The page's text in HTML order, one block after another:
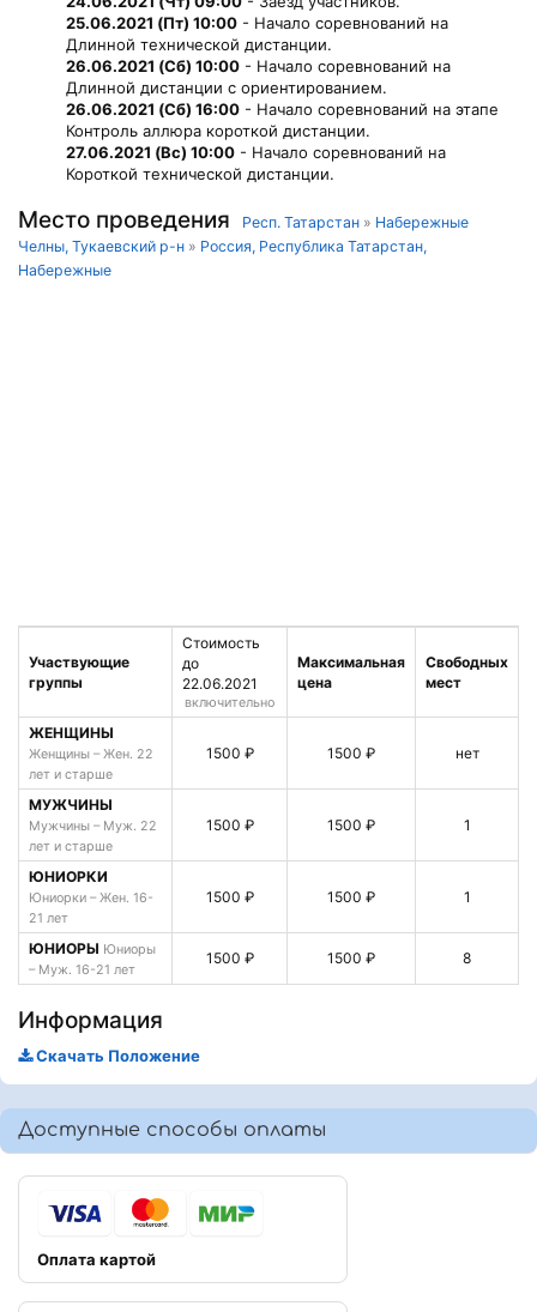
25.06.2021 (Пт) 10:00 - Начало соревнований на
Длинной технической дистанции.
26.06.2021 (Сб) 10:00 - Начало соревнований на
Длинной дистанции с ориентированием.
26.06.2021 (Сб) 16:00 - Начало соревнований на этапе
Контроль аллюра короткой дистанции.
27.06.2021 (Вс) 10:00 - Начало соревнований на
Короткой технической дистанции.
Место проведения Респ. Татарстан » Набережные
Челны, Тукаевский р-н » Россия, Республика Татарстан,
Набережные
Участвующие
группы
Стоимость
до
22.06.2021
включительно
Максимальная
цена
Свободных
мест
ЖЕНЩИНЫ
Женщины – Жен. 22
лет и старше
1500 ₽ 1500 ₽ нет
МУЖЧИНЫ
Мужчины – Муж. 22
лет и старше
1500 ₽ 1500 ₽ 1
ЮНИОРКИ
Юниорки – Жен. 16-
21 лет
1500 ₽ 1500 ₽ 1
ЮНИОРЫ Юниоры
– Муж. 16-21 лет
1500 ₽ 1500 ₽ 8
Информация
Скачать Положение
Доступные способы оплаты
Оплата картой